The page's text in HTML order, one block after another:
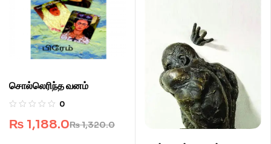
சொல்லெரிந்த வனம்
0
₨1,320.0
₨ 1,188.0